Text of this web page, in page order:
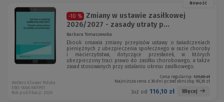
Nowość
-10 %
Zmiany w ustawie zasiłkowej
2026/2027 - zasady utraty p...
Barbara Tomaszewska
Ebook omawia zmiany przepisów ustawy o świadczeniach
pieniężnych z ubezpieczenia społecznego w razie choroby
i macierzyństwa, dotyczące przesłanek, w których
ubezpieczony traci prawo do zasiłku chorobowego, a także
zasad stosowanych przy ustalaniu okresu zasiłkowego.
Cena regularna: 129,00 zł
Najniższa cena z 30 dni przed obniżką: 90,30 zł
Już od: 116,10 zł Więcej
Wolters Kluwer Polska
EBO-5046 W01P01
Rok publikacji: 2026